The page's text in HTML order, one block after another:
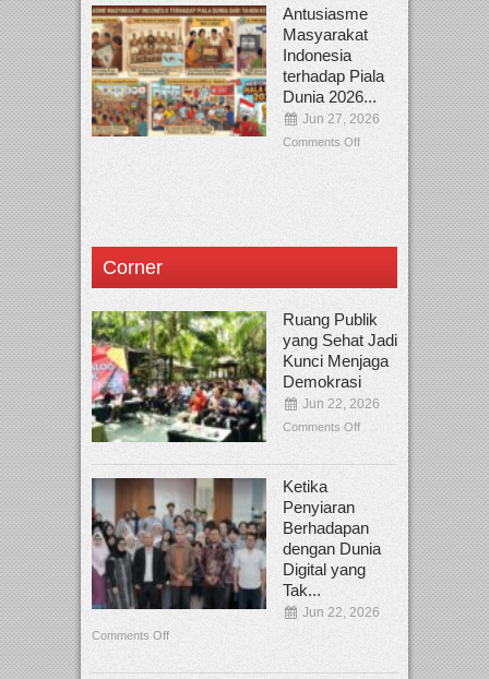
Antusiasme
Masyarakat
Indonesia
terhadap Piala
Dunia 2026...
Jun 27, 2026
Comments Off
Corner
Ruang Publik
yang Sehat Jadi
Kunci Menjaga
Demokrasi
Jun 22, 2026
Comments Off
Ketika
Penyiaran
Berhadapan
dengan Dunia
Digital yang
Tak...
Jun 22, 2026
Comments Off